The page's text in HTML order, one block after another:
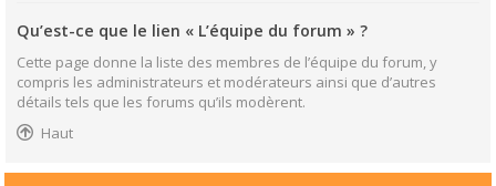
Qu’est-ce que le lien « L’équipe du forum » ?
Cette page donne la liste des membres de l’équipe du forum, y
compris les administrateurs et modérateurs ainsi que d’autres
détails tels que les forums qu’ils modèrent.
Haut